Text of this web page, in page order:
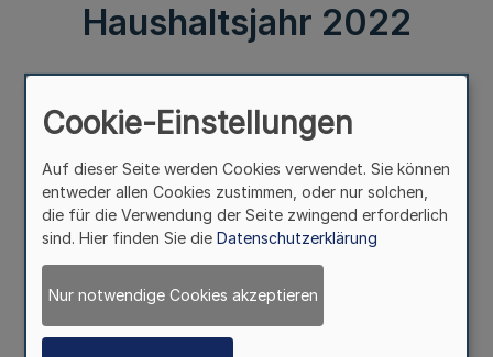
Haushaltsjahr 2022
Haushaltssatzung
des Landschaftsverbandes Westfalen-Lippe
für das Haushaltsjahr 2022
Bekanntmachung
des Landschaftsverbandes Westfalen-Lippe
Vom 19. April 2022
Cookie-Einstellungen
Auf dieser Seite werden Cookies verwendet. Sie können
entweder allen Cookies zustimmen, oder nur solchen,
die für die Verwendung der Seite zwingend erforderlich
sind. Hier finden Sie die Datenschutzerklärung
Nur notwendige Cookies akzeptieren